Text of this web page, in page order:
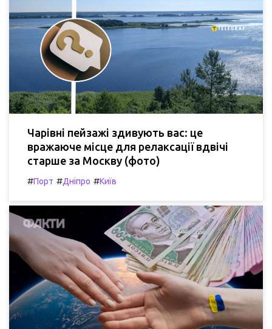
Чарівні пейзажі здивують вас: це
вражаюче місце для релаксації вдвічі
старше за Москву (фото)
#Порт #Дніпро #Київ